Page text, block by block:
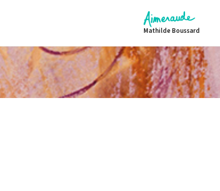
Mathilde Boussard